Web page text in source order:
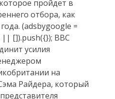
пройдет в
отбора, как
(adsbygoogle =
[]).push({}); BBC
усилия
на
Райдера, который